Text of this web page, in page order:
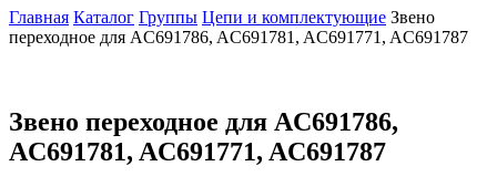
Главная Каталог Группы Цепи и комплектующие Звено
переходное для AC691786, AC691781, AC691771, AC691787
Звено переходное для AC691786,
AC691781, AC691771, AC691787